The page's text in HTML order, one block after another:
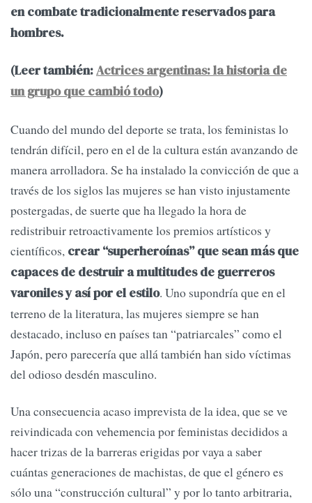
en combate tradicionalmente reservados para
hombres.
(Leer también:Actrices argentinas: la historia de
un grupo que cambió todo)
Cuando del mundo del deporte se trata, los feministas lo
tendrán difícil, pero en el de la cultura están avanzando de
manera arrolladora. Se ha instalado la convicción de que a
través de los siglos las mujeres se han visto injustamente
postergadas, de suerte que ha llegado la hora de
redistribuir retroactivamente los premios artísticos y
científicos, crear “superheroínas” que sean más que
capaces de destruir a multitudes de guerreros
varoniles y así por el estilo. Uno supondría que en el
terreno de la literatura, las mujeres siempre se han
destacado, incluso en países tan “patriarcales” como el
Japón, pero parecería que allá también han sido víctimas
del odioso desdén masculino.
Una consecuencia acaso imprevista de la idea, que se ve
reivindicada con vehemencia por feministas decididos a
hacer trizas de la barreras erigidas por vaya a saber
cuántas generaciones de machistas, de que el género es
sólo una “construcción cultural” y por lo tanto arbitraria,